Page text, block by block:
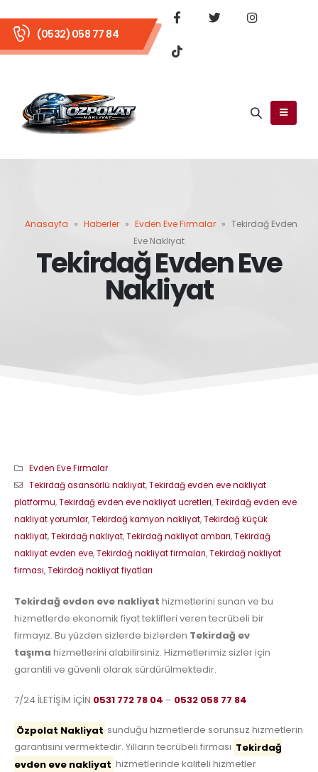
(0532) 058 77 84
Anasayfa » Haberler » Evden Eve Firmalar » Tekirdağ Evden
Eve Nakliyat
Tekirdağ Evden Eve
Nakliyat
Evden Eve Firmalar
Tekirdağ asansörlü nakliyat,Tekirdağ evden eve nakliyat
platformu,Tekirdağ evden eve nakliyat ucretleri,Tekirdağ evden eve
nakliyat yorumlar,Tekirdağ kamyon nakliyat,Tekirdağ küçük
nakliyat,Tekirdağ nakliyat,Tekirdağ nakliyat ambarı,Tekirdağ
nakliyat evden eve,Tekirdağ nakliyat firmaları,Tekirdağ nakliyat
firması,Tekirdağ nakliyat fiyatları
Tekirdağ evden eve nakliyat hizmetlerini sunan ve bu
hizmetlerde ekonomik fiyat teklifleri veren tecrübeli bir
firmayız. Bu yüzden sizlerde bizlerden Tekirdağ ev
taşıma hizmetlerini alabilirsiniz. Hizmetlerimiz sizler için
garantili ve güvenli olarak sürdürülmektedir.
7/24 İLETİŞİM İÇİN 0531 772 78 04 – 0532 058 77 84
Özpolat Nakliyat sunduğu hizmetlerde sorunsuz hizmetlerin
garantisini vermektedir. Yılların tecrübeli firması Tekirdağ
evden eve nakliyat hizmetlerinde kaliteli hizmetler